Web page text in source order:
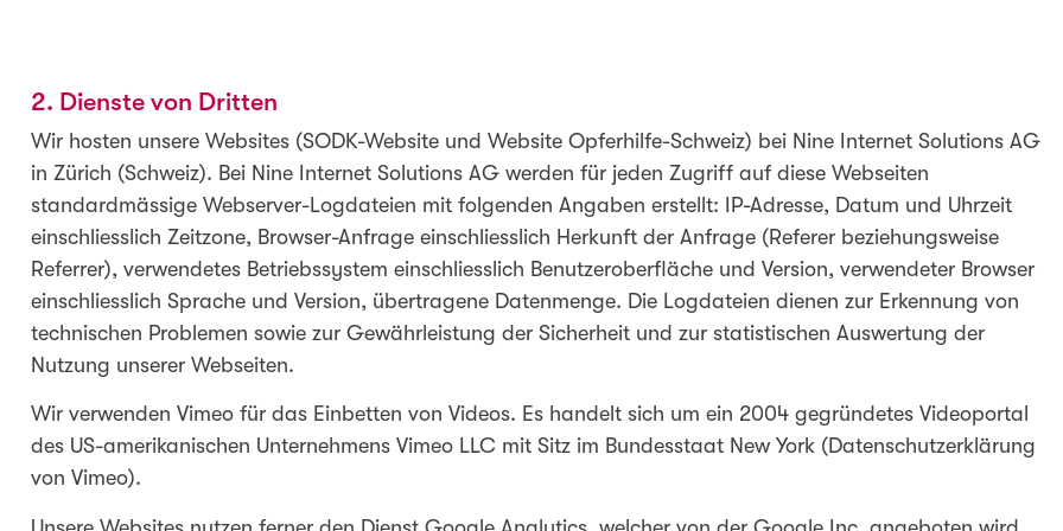
2. Dienste von Dritten
Wir hosten unsere Websites (SODK-Website und Website Opferhilfe-Schweiz) bei Nine Internet Solutions AG
in Zürich (Schweiz). Bei Nine Internet Solutions AG werden für jeden Zugriff auf diese Webseiten
standardmässige Webserver-Logdateien mit folgenden Angaben erstellt: IP-Adresse, Datum und Uhrzeit
einschliesslich Zeitzone, Browser-Anfrage einschliesslich Herkunft der Anfrage (Referer beziehungsweise
Referrer), verwendetes Betriebssystem einschliesslich Benutzeroberfläche und Version, verwendeter Browser
einschliesslich Sprache und Version, übertragene Datenmenge. Die Logdateien dienen zur Erkennung von
technischen Problemen sowie zur Gewährleistung der Sicherheit und zur statistischen Auswertung der
Nutzung unserer Webseiten.
Wir verwenden Vimeo für das Einbetten von Videos. Es handelt sich um ein 2004 gegründetes Videoportal
des US-amerikanischen Unternehmens Vimeo LLC mit Sitz im Bundesstaat New York (Datenschutzerklärung
von Vimeo).